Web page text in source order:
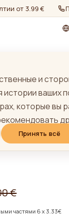
от 3.99 €
€
частями 6 x 3.33€
и
ваших
которые вы
могут вас
узнать
файлов
Вы можете
нажав кнопку
кнопку
Принять всё